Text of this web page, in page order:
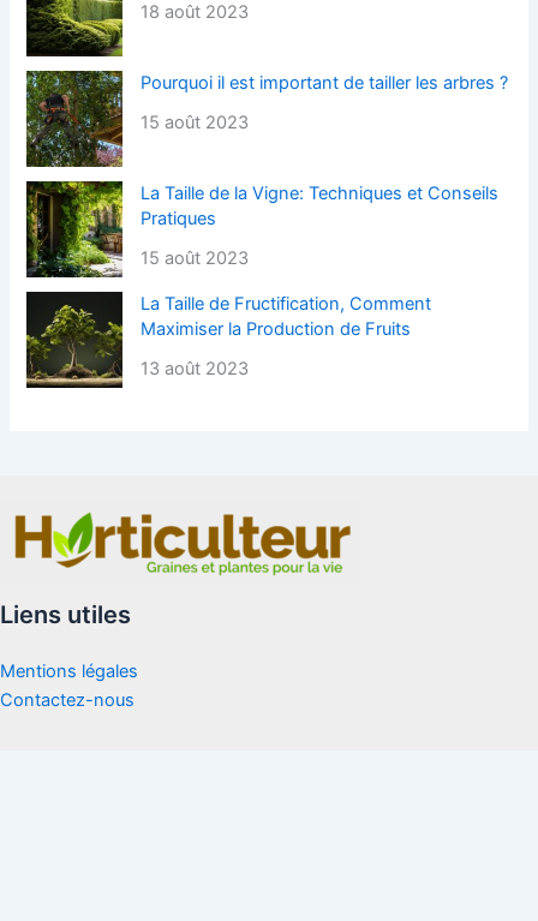
18 août 2023
Pourquoi il est important de tailler les arbres ?
15 août 2023
La Taille de la Vigne: Techniques et Conseils
Pratiques
15 août 2023
La Taille de Fructification, Comment
Maximiser la Production de Fruits
13 août 2023
Liens utiles
Mentions légales
Contactez-nous